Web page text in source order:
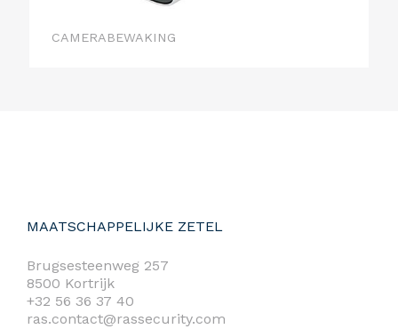
CAMERABEWAKING
MAATSCHAPPELIJKE ZETEL
Brugsesteenweg 257
8500 Kortrijk
+32 56 36 37 40
ras.contact@rassecurity.com